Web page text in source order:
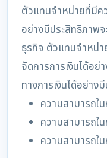
ตัวแทนจำหน่ายที่มีค
อย่างมีประสิทธิภาพ
ธุรกิจ ตัวแทนจำหน่า
จัดการการเงินได้อย่
ทางการเงินได้อย่าง
ความสามารถใ
ความสามารถใ
ความสามารถใ